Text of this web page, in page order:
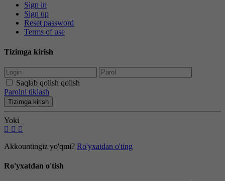
Sign in
Sign up
Reset password
Terms of use
Tizimga kirish
Saqlab qolish qolish
Parolni tiklash
Tizimga kirish
Yoki
Akkountingiz yo'qmi? Ro'yxatdan o'ting
Ro'yxatdan o'tish